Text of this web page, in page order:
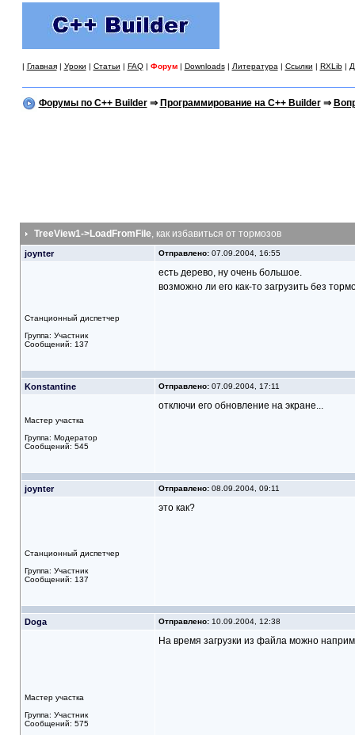
| Главная| Уроки | Статьи | FAQ| Форум | Downloads| Литература | Ссылки | RXLib|
Форумы по C++ Builder⇒ Программирование на C++ Builder⇒
TreeView1->LoadFromFile, как избавиться от тормозов
joynter Отправлено:07.09.2004, 16:55
Станционный диспетчер
Группа: Участник
Сообщений: 137
есть дерево, ну очень большое.
возможно ли его как-то загрузить без
Konstantine Отправлено:07.09.2004, 17:11
Мастер участка
Группа: Модератор
Сообщений: 545
отключи его обновление на экране...
joynter Отправлено:08.09.2004, 09:11
Станционный диспетчер
Группа: Участник
Сообщений: 137
это как?
Doga Отправлено:10.09.2004, 12:38
Мастер участка
Группа: Участник
Сообщений: 575
На время загрузки из файла можно